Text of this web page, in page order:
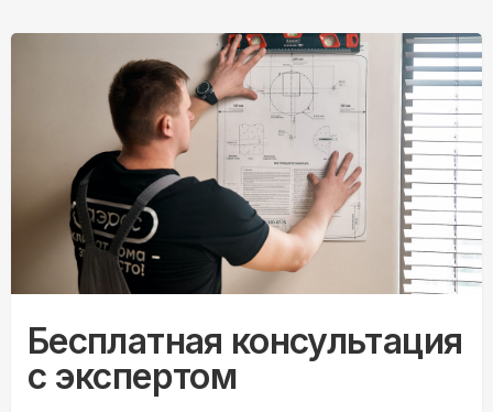
Бесплатная консультация
с экспертом